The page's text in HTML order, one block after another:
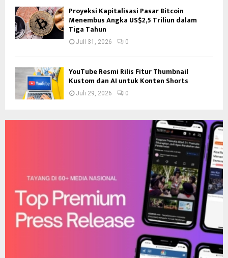
Proyeksi Kapitalisasi Pasar Bitcoin
Menembus Angka US$2,5 Triliun dalam
Tiga Tahun
Juli 31, 2026 0
YouTube Resmi Rilis Fitur Thumbnail
Kustom dan AI untuk Konten Shorts
Juli 29, 2026 0